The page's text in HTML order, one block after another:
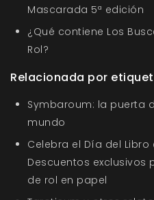
Mascarada 5ª edición
¿Qué contiene Los
Rol?
Relacionada por
Symbaroum: la puerta
mundo
Celebra el Día del Libro
Descuentos exclusivos
de rol en papel